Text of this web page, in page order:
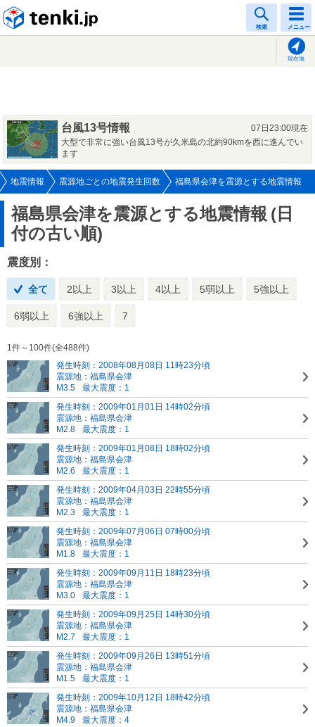
検索 メニュー
現在地
台風13号情報
07日23:00現在
大型で非常に強い台風13号が久米島の北約90kmを西に進んでい
ます
地震情報 震源地ごとの地震発生回数 福島県会津を震源とする地震情報
福島県会津を震源とする地震情報 (日
付の古い順)
震度別：
全て 2以上 3以上 4以上 5弱以上 5強以上
6弱以上 6強以上 7
1件～100件(全488件)
発生時刻：2008年08月08日 11時23分頃
震源地：福島県会津
M3.5
最大震度：1
発生時刻：2009年01月01日 14時02分頃
震源地：福島県会津
M2.8
最大震度：1
発生時刻：2009年01月08日 18時02分頃
震源地：福島県会津
M2.6
最大震度：1
発生時刻：2009年04月03日 22時55分頃
震源地：福島県会津
M2.3
最大震度：1
発生時刻：2009年07月06日 07時00分頃
震源地：福島県会津
M1.8
最大震度：1
発生時刻：2009年09月11日 18時23分頃
震源地：福島県会津
M3.0
最大震度：1
発生時刻：2009年09月25日 14時30分頃
震源地：福島県会津
M2.7
最大震度：1
発生時刻：2009年09月26日 13時51分頃
震源地：福島県会津
M1.5
最大震度：1
発生時刻：2009年10月12日 18時42分頃
震源地：福島県会津
M4.9
最大震度：4